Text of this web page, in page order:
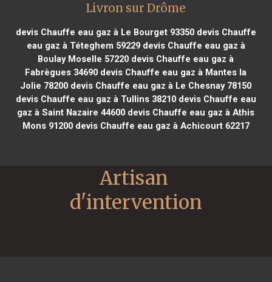
Livron sur Drôme
devis Chauffe eau gaz à Le Bourget 93350devis Chauffe
eau gaz à Téteghem 59229devis Chauffe eau gaz à
Boulay Moselle 57220 devis Chauffe eau gaz à
Fabrègues 34690 devis Chauffe eau gaz à Mantes la
Jolie 78200 devis Chauffe eau gaz à Le Chesnay 78150
devis Chauffe eau gaz à Tullins 38210devis Chauffe eau
gaz à Saint Nazaire 44600 devis Chauffe eau gaz à Athis
Mons 91200devis Chauffe eau gaz à Achicourt 62217
Artisan
d'intervention